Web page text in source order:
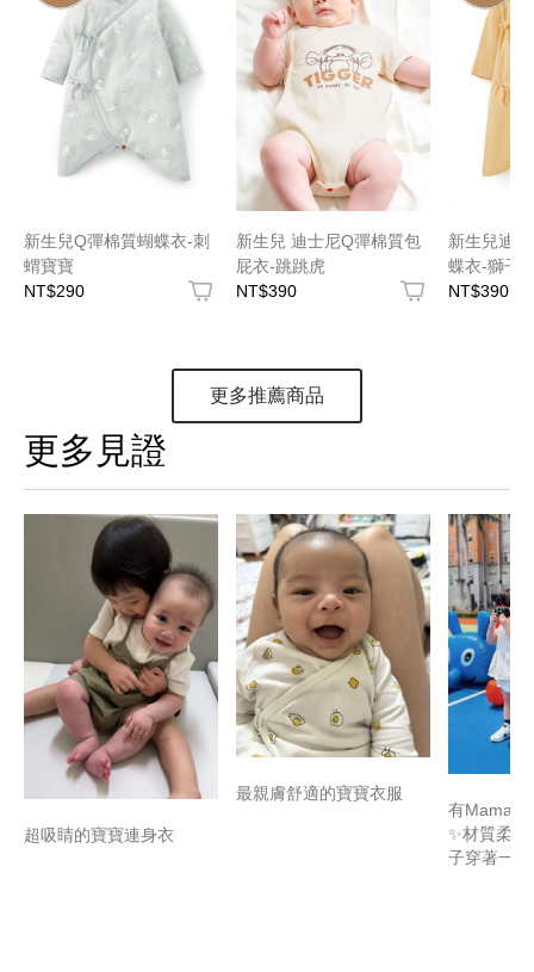
新生兒Q彈棉質蝴蝶衣-刺
蝟寶寶
NT$290
新生兒 迪士尼Q彈棉質包
屁衣-跳跳虎
NT$390
新生兒迪
蝶衣-獅子
NT$390
更多推薦商品
更多見證
超吸睛的寶寶連身衣
最親膚舒適的寶寶衣服
有
✨材質柔
子穿著一